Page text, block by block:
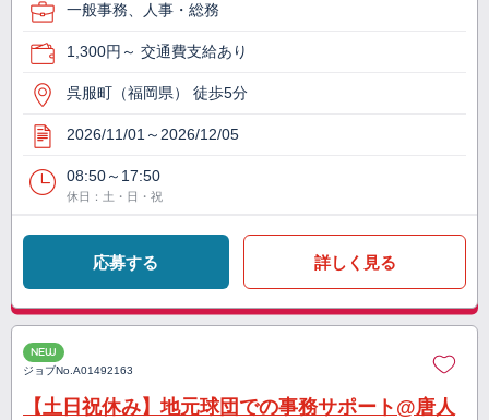
一般事務、人事・総務
1,300円～ 交通費支給あり
呉服町（福岡県） 徒歩5分
2026/11/01～2026/12/05
08:50～17:50
休日：土・日・祝
応募する 詳しく見る
NEW
ジョブNo.A01492163
【土日祝休み】地元球団での事務サポート@唐人